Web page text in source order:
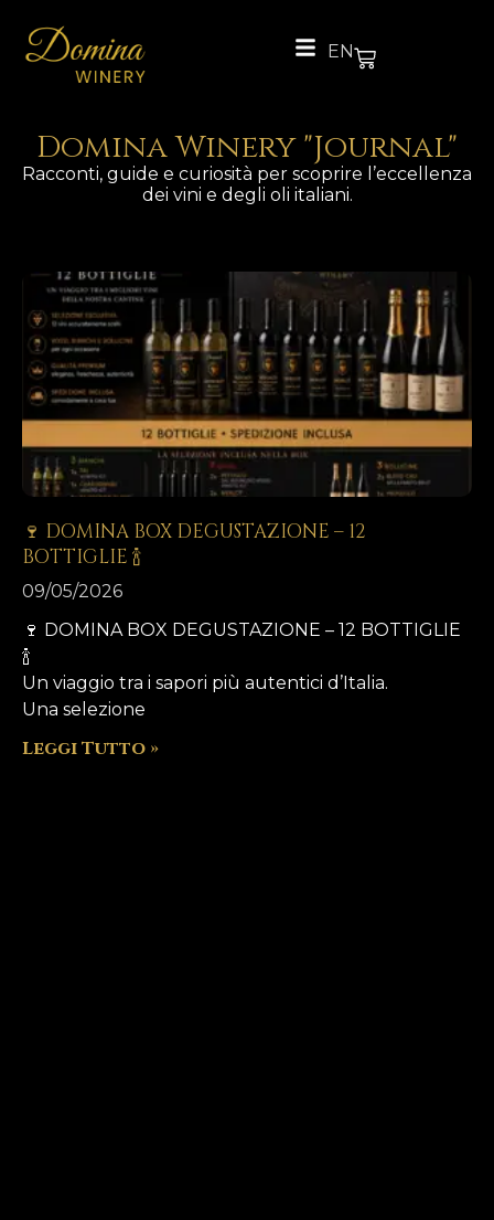
EN
Domina Winery "Journal"
Racconti, guide e curiosità per scoprire l’eccellenza
dei vini e degli oli italiani.
🍷 DOMINA BOX DEGUSTAZIONE – 12
BOTTIGLIE 🍾
09/05/2026
🍷 DOMINA BOX DEGUSTAZIONE – 12 BOTTIGLIE
🍾
Un viaggio tra i sapori più autentici d’Italia.
Una selezione
Leggi Tutto »